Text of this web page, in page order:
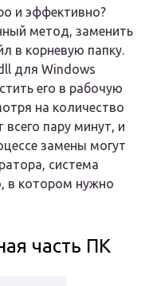
и эффективно?
метод, заменить
в корневую папку.
для Windows
его в рабочую
на количество
всего пару минут, и
замены могут
система
в котором нужно
часть ПК